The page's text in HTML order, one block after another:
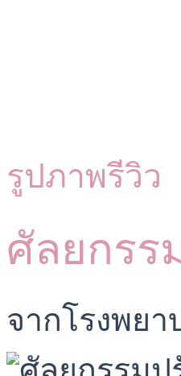
รูปภาพรีวิว
ศัลยกรร
จากโรงพยา